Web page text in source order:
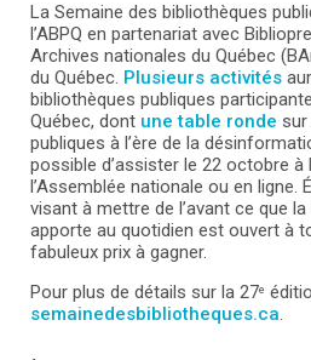
La Semaine des bibliothèques
l’ABPQ en partenariat avec
Archives nationales du Québec
du Québec. Plusieurs activités
bibliothèques publiques
Québec, dont une table ronde
publiques à l’ère de la
possible d’assister le 22 octobre à
l’Assemblée nationale ou en ligne.
visant à mettre de l’avant ce que
apporte au quotidien est ouvert à
fabuleux prix à gagner.
Pour plus de détails sur la 27e
semainedesbibliotheques.ca.